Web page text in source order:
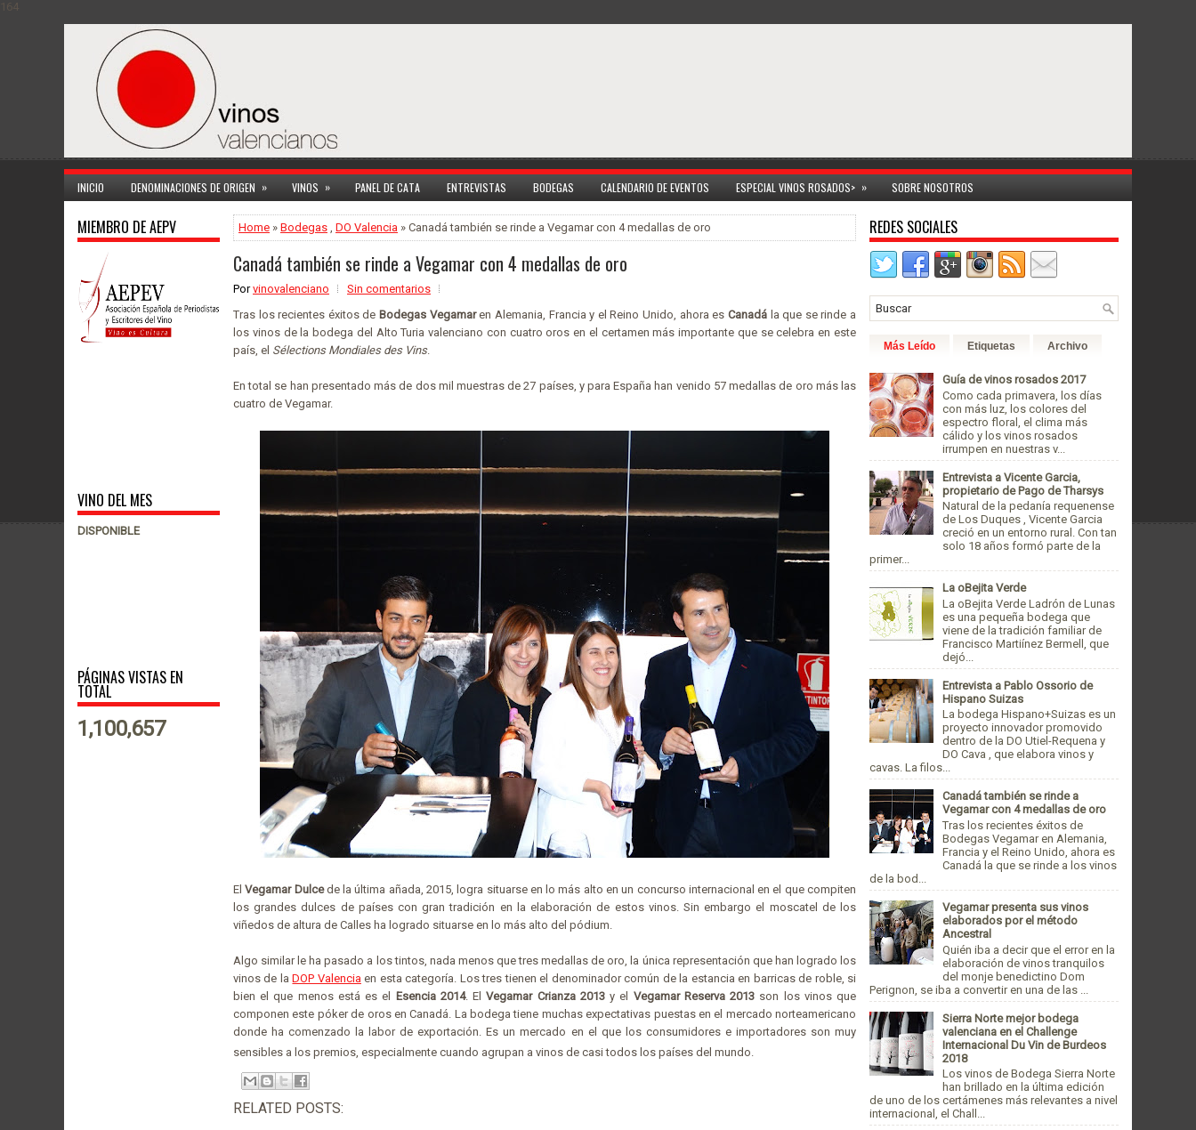
164
INICIO DENOMINACIONES DE ORIGEN » VINOS » PANEL DE CATA ENTREVISTAS BODEGAS CALENDARIO DE EVENTOS ESPECIAL VINOS ROSADOS> » SOBRE NOSOTROS
MIEMBRO DE AEPV
VINO DEL MES
DISPONIBLE
PÁGINAS VISTAS EN
TOTAL
1,100,657
Home » Bodegas , DO Valencia » Canadá también se rinde a Vegamar con 4 medallas de oro
Canadá también se rinde a Vegamar con 4 medallas de oro
Porvinovalenciano
Sin comentarios
Tras los recientes éxitos de Bodegas Vegamaren Alemania, Francia y el Reino Unido, ahora es Canadála que se rinde a
los vinos de la bodega del Alto Turia valenciano con cuatro oros en el certamen más importante que se celebra en este
país, el Sélections Mondiales des Vins.
En total se han presentado más de dos mil muestras de 27 países, y para España han venido 57 medallas de oro más las
cuatro de Vegamar.
ElVegamar Dulcede la última añada, 2015, logra situarse en lo más alto en un concurso internacional en el que compiten
los grandes dulces de países con gran tradición en la elaboración de estos vinos. Sin embargo el moscatel de los
viñedos de altura de Calles ha logrado situarse en lo más alto del pódium.
Algo similar le ha pasado a los tintos, nada menos que tres medallas de oro, la única representación que han logrado los
vinos de laDOP Valenciaen esta categoría. Los tres tienen el denominador común de la estancia en barricas de roble, si
bien el que menos está es el
Esencia 2014. ElVegamar Crianza 2013y el Vegamar Reserva 2013 son los vinos que
componen este póker de oros en Canadá. La bodega tiene muchas expectativas puestas en el mercado norteamericano
donde ha comenzado la labor de exportación. Es un mercado en el que los consumidores e importadores son muy
sensibles a los premios, especialmente cuando agrupan a vinos de casi todos los países del mundo.
RELATED POSTS:
REDES SOCIALES
Más Leído Etiquetas Archivo
Guía de vinos rosados 2017
Como cada primavera, los días
con más luz, los colores del
espectro floral, el clima más
cálido y los vinos rosados
irrumpen en nuestras v...
Entrevista a Vicente Garcia,
propietario de Pago de Tharsys
Natural de la pedanía requenense
de Los Duques , Vicente Garcia
creció en un entorno rural. Con tan
solo 18 años formó parte de la
primer...
La oBejita Verde
La oBejita Verde Ladrón de Lunas
es una pequeña bodega que
viene de la tradición familiar de
Francisco Martiínez Bermell, que
dejó...
Entrevista a Pablo Ossorio de
Hispano Suizas
La bodega Hispano+Suizas es un
proyecto innovador promovido
dentro de la DO Utiel-Requena y
DO Cava , que elabora vinos y
cavas. La filos...
Canadá también se rinde a
Vegamar con 4 medallas de oro
Tras los recientes éxitos de
Bodegas Vegamar en Alemania,
Francia y el Reino Unido, ahora es
Canadá la que se rinde a los vinos
de la bod...
Vegamar presenta sus vinos
elaborados por el método
Ancestral
Quién iba a decir que el error en la
elaboración de vinos tranquilos
del monje benedictino Dom
Perignon, se iba a convertir en una de las ...
Sierra Norte mejor bodega
valenciana en el Challenge
Internacional Du Vin de Burdeos
2018
Los vinos de Bodega Sierra Norte
han brillado en la última edición
de uno de los certámenes más relevantes a nivel
internacional, el Chall...